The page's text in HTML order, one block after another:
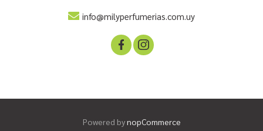
info@milyperfumerias.com.uy
Powered bynopCommerce